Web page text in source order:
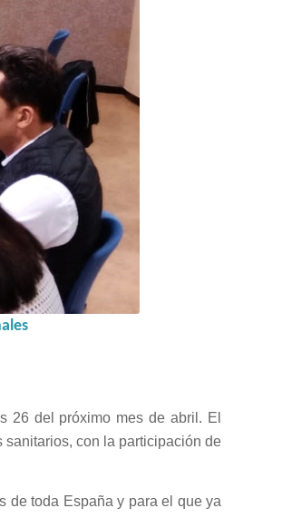
26 del próximo mes de abril. El
con la participación de
de toda España y para el que ya